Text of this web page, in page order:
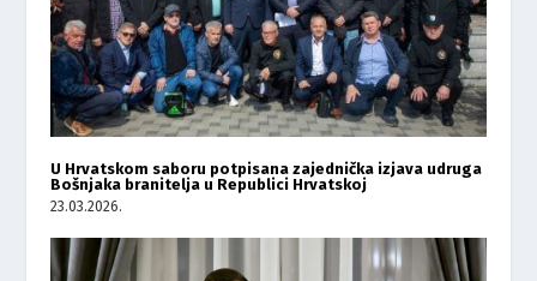
U Hrvatskom saboru potpisana zajednička izjava udruga
Bošnjaka branitelja u Republici Hrvatskoj
23.03.2026.